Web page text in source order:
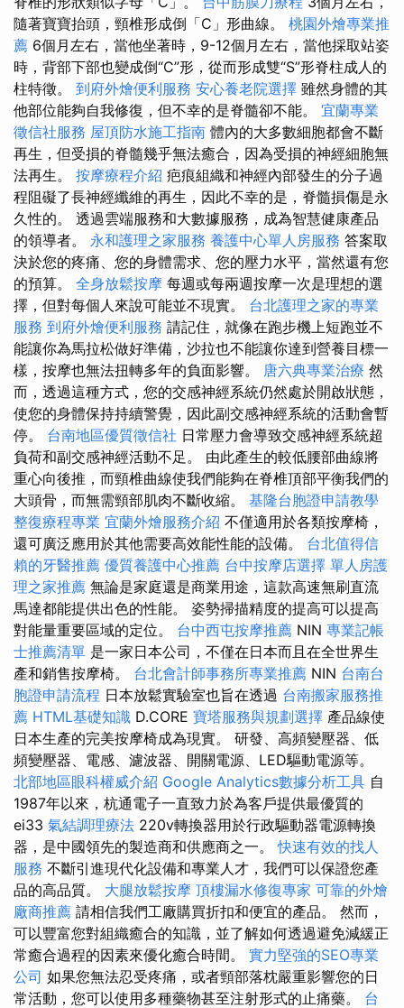
隨著寶寶抬頭，頸椎形成倒「C」形曲線。 桃園外燴專業推
薦 6個月左右，當他坐著時，9-12個月左右，當他採取站姿
時，背部下部也變成倒“C”形，從而形成雙“S”形脊柱成人的
柱特徵。 到府外燴便利服務 安心養老院選擇 雖然身體的其
他部位能夠自我修復，但不幸的是脊髓卻不能。 宜蘭專業
徵信社服務 屋頂防水施工指南 體內的大多數細胞都會不斷
再生，但受損的脊髓幾乎無法癒合，因為受損的神經細胞無
法再生。 按摩療程介紹 疤痕組織和神經內部發生的分子過
程阻礙了長神經纖維的再生，因此不幸的是，脊髓損傷是永
久性的。 透過雲端服務和大數據服務，成為智慧健康產品
的領導者。 永和護理之家服務 養護中心單人房服務 答案取
決於您的疼痛、您的身體需求、您的壓力水平，當然還有您
的預算。 全身放鬆按摩 每週或每兩週按摩一次是理想的選
擇，但對每個人來說可能並不現實。 台北護理之家的專業
服務 到府外燴便利服務 請記住，就像在跑步機上短跑並不
能讓你為馬拉松做好準備，沙拉也不能讓你達到營養目標一
樣，按摩也無法扭轉多年的負面影響。 唐六典專業治療 然
而，透過這種方式，您的交感神經系統仍然處於開啟狀態，
使您的身體保持持續警覺，因此副交感神經系統的活動會暫
停。 台南地區優質徵信社 日常壓力會導致交感神經系統超
負荷和副交感神經活動不足。 由此產生的較低腰部曲線將
重心向後推，而頸椎曲線使我們能夠在脊椎頂部平衡我們的
大頭骨，而無需頸部肌肉不斷收縮。 基隆台胞證申請教學
整復療程專業 宜蘭外燴服務介紹 不僅適用於各類按摩椅，
還可廣泛應用於其他需要高效能性能的設備。 台北值得信
賴的牙醫推薦 優質養護中心推薦 台中按摩店選擇 單人房護
理之家推薦 無論是家庭還是商業用途，這款高速無刷直流
馬達都能提供出色的性能。 姿勢掃描精度的提高可以提高
對能量重要區域的定位。 台中西屯按摩推薦 NIN 專業記帳
士推薦清單 是一家日本公司，不僅在日本而且在全世界生
產和銷售按摩椅。 台北會計師事務所專業推薦 NIN 台南台
胞證申請流程 日本放鬆實驗室也旨在透過 台南搬家服務推
薦 HTML基礎知識 D.CORE 寶塔服務與規劃選擇 產品線使
日本生產的完美按摩椅成為現實。 研發、高頻變壓器、低
頻變壓器、電感、濾波器、開關電源、LED驅動電源等。
北部地區眼科權威介紹 Google Analytics數據分析工具 自
1987年以來，杭通電子一直致力於為客戶提供最優質的
ei33 氣結調理療法 220v轉換器用於行政驅動器電源轉換
器，是中國領先的製造商和供應商之一。快速有效的找人
服務 不斷引進現代化設備和專業人才，我們可以保證您產
品的高品質。 大腿放鬆按摩 頂樓漏水修復專家 可靠的外燴
廠商推薦 請相信我們工廠購買折扣和便宜的產品。 然而，
可以豐富您對組織癒合的知識，並了解如何透過避免減緩正
常癒合過程的因素來優化癒合時間。 實力堅強的SEO專業
公司 如果您無法忍受疼痛，或者頸部落枕嚴重影響您的日
常活動，您可以使用多種藥物甚至注射形式的止痛藥。 台